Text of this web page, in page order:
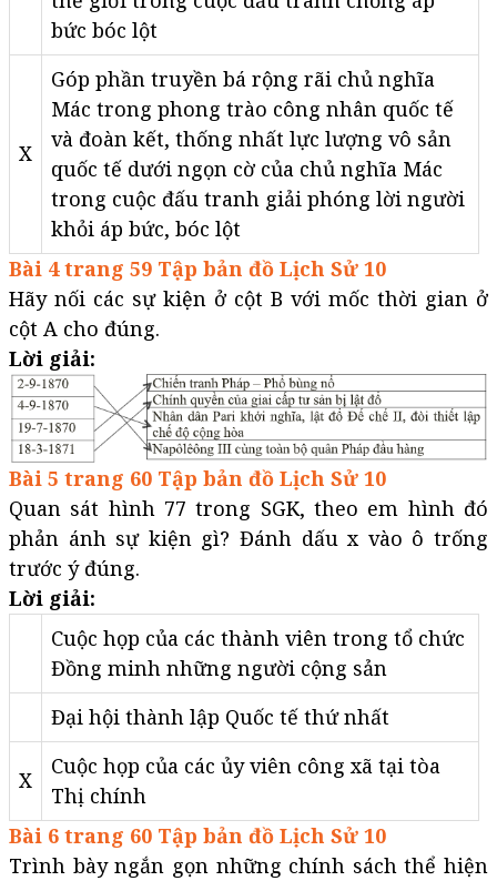
bức bóc lột
X
Góp phần truyền bá rộng rãi chủ nghĩa
Mác trong phong trào công nhân quốc tế
và đoàn kết, thống nhất lực lượng vô sản
quốc tế dưới ngọn cờ của chủ nghĩa Mác
trong cuộc đấu tranh giải phóng lời người
khỏi áp bức, bóc lột
Bài 4 trang 59 Tập bản đồ Lịch Sử 10
Hãy nối các sự kiện ở cột B với mốc thời gian ở
cột A cho đúng.
Lời giải:
Bài 5 trang 60 Tập bản đồ Lịch Sử 10
Quan sát hình 77 trong SGK, theo em hình đó
phản ánh sự kiện gì? Đánh dấu x vào ô trống
trước ý đúng.
Lời giải:
Cuộc họp của các thành viên trong tổ chức
Đồng minh những người cộng sản
Đại hội thành lập Quốc tế thứ nhất
X
Cuộc họp của các ủy viên công xã tại tòa
Thị chính
Bài 6 trang 60 Tập bản đồ Lịch Sử 10
Trình bày ngắn gọn những chính sách thể hiện